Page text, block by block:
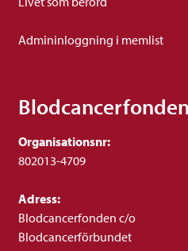
Admininloggning i memlist
Blodcancerfonden
Organisationsnr:
802013-4709
Adress:
Blodcancerfonden c/o
Blodcancerförbundet